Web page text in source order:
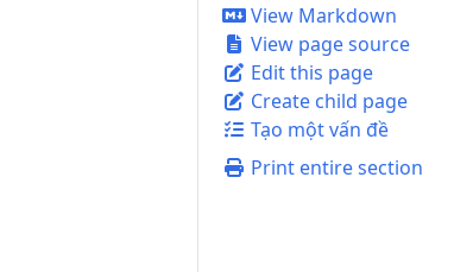
View Markdown
View page source
Edit this page
Create child page
Tạo một vấn đề
Print entire section